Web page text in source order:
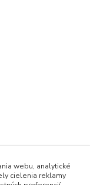
webu, analytické
cielenia reklamy